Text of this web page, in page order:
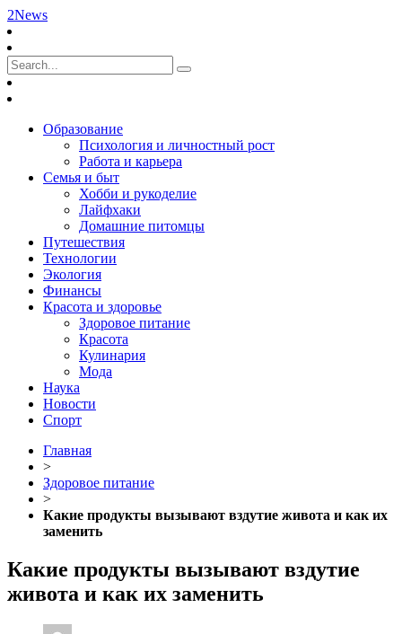
2News
Образование
Психология и личностный рост
Работа и карьера
Семья и быт
Хобби и рукоделие
Лайфхаки
Домашние питомцы
Путешествия
Технологии
Экология
Финансы
Красота и здоровье
Здоровое питание
Красота
Кулинария
Мода
Наука
Новости
Спорт
Главная
>
Здоровое питание
>
Какие продукты вызывают вздутие живота и как их
заменить
Какие продукты вызывают вздутие
живота и как их заменить